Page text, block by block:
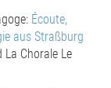
Écoute,
aus Straßburg
Chorale Le